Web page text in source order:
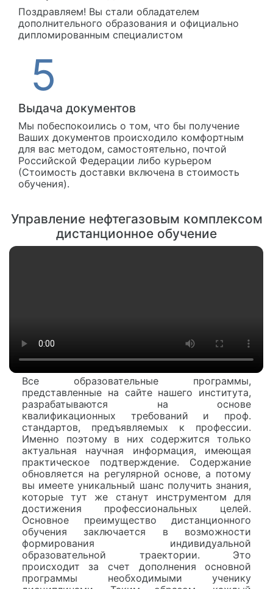
Поздравляем! Вы стали обладателем
дополнительного образования и официально
дипломированным специалистом
Выдача документов
Мы побеспокоились о том, что бы получение
Ваших документов происходило комфортным
для вас методом, самостоятельно, почтой
Российской Федерации либо курьером
(Стоимость доставки включена в стоимость
обучения).
Управление нефтегазовым комплексом
дистанционное обучение
Все образовательные программы,
представленные на сайте нашего института,
разрабатываются на основе
квалификационных требований и проф.
стандартов, предъявляемых к профессии.
Именно поэтому в них содержится только
актуальная научная информация, имеющая
практическое подтверждение. Содержание
обновляется на регулярной основе, а потому
вы имеете уникальный шанс получить знания,
которые тут же станут инструментом для
достижения профессиональных целей.
Основное преимущество дистанционного
обучения заключается в возможности
формирования индивидуальной
образовательной траектории. Это
происходит за счет дополнения основной
программы необходимыми ученику